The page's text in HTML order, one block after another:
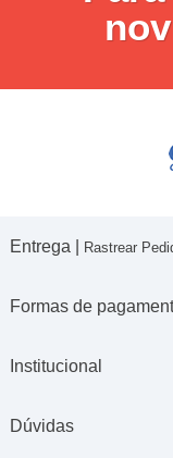
Entrega | Rastrear
Formas de
Institucional
Dúvidas